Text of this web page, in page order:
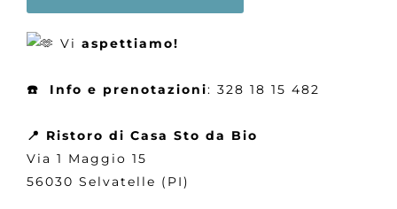
Vi aspettiamo!
☎️ Info e prenotazioni: 328 18 15 482
📍 Ristoro di Casa Sto da Bio
Via 1 Maggio 15
56030 Selvatelle (PI)